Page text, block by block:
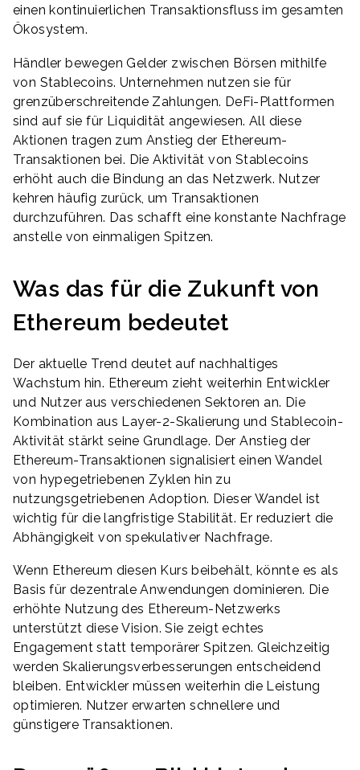
einen kontinuierlichen Transaktionsfluss im gesamten
Ökosystem.
Händler bewegen Gelder zwischen Börsen mithilfe
von Stablecoins. Unternehmen nutzen sie für
grenzüberschreitende Zahlungen. DeFi-Plattformen
sind auf sie für Liquidität angewiesen. All diese
Aktionen tragen zum Anstieg der Ethereum-
Transaktionen bei. Die Aktivität von Stablecoins
erhöht auch die Bindung an das Netzwerk. Nutzer
kehren häufig zurück, um Transaktionen
durchzuführen. Das schafft eine konstante Nachfrage
anstelle von einmaligen Spitzen.
Was das für die Zukunft von
Ethereum bedeutet
Der aktuelle Trend deutet auf nachhaltiges
Wachstum hin. Ethereum zieht weiterhin Entwickler
und Nutzer aus verschiedenen Sektoren an. Die
Kombination aus Layer-2-Skalierung und Stablecoin-
Aktivität stärkt seine Grundlage. Der Anstieg der
Ethereum-Transaktionen signalisiert einen Wandel
von hypegetriebenen Zyklen hin zu
nutzungsgetriebenen Adoption. Dieser Wandel ist
wichtig für die langfristige Stabilität. Er reduziert die
Abhängigkeit von spekulativer Nachfrage.
Wenn Ethereum diesen Kurs beibehält, könnte es als
Basis für dezentrale Anwendungen dominieren. Die
erhöhte Nutzung des Ethereum-Netzwerks
unterstützt diese Vision. Sie zeigt echtes
Engagement statt temporärer Spitzen. Gleichzeitig
werden Skalierungsverbesserungen entscheidend
bleiben. Entwickler müssen weiterhin die Leistung
optimieren. Nutzer erwarten schnellere und
günstigere Transaktionen.